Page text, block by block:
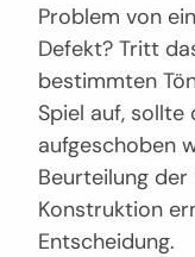
Problem von
Defekt? Tritt
bestimmten
Spiel auf, sollte
aufgeschoben
Beurteilung
Konstruktion
Entscheidung.